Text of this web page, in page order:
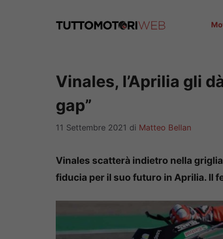
Vinales, l’Aprilia gli
gap”
11 Settembre 2021 di Matteo Bellan
Vinales scatterà indietro nella
fiducia per il suo futuro in Aprilia. Il